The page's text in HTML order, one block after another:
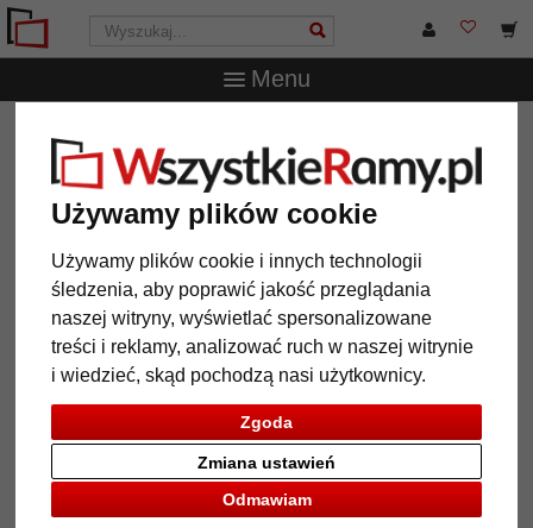
Używamy plików cookie
Używamy plików cookie i innych technologii
śledzenia, aby poprawić jakość przeglądania
naszej witryny, wyświetlać spersonalizowane
treści i reklamy, analizować ruch w naszej witrynie
i wiedzieć, skąd pochodzą nasi użytkownicy.
Zgoda
Odmawiam
Zmiana ustawień
Menu
ścianę Golestan
Lustro na ścianę Golestan